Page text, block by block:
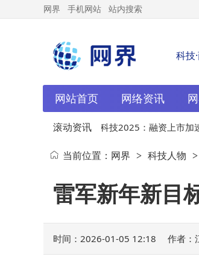
网界 手机网站 站内搜索
科技
网站首页 网络资讯
滚动资讯
01-05 宇树科技2025：融资上市加速
索迈出关键一步
当前位置： 网界 > 科技人物 >
雷军新年新目
时间：2026-01-05 12:18 作者：